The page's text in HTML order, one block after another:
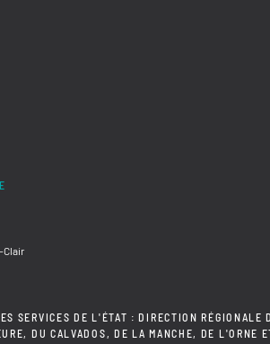
Clair
SERVICES DE L'ÉTAT : DIRECTION
DU CALVADOS, DE LA MANCHE, DE L'ORNE